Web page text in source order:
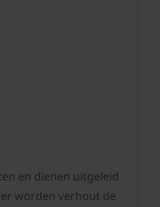
en dienen uitgeleid
worden verhout de